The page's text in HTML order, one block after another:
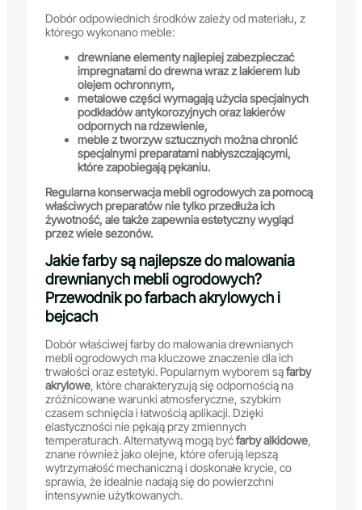
Dobór odpowiednich środków zależy od materiału, z
którego wykonano meble:
drewniane elementy najlepiej zabezpieczać
impregnatami do drewna wraz z lakierem lub
olejem ochronnym,
metalowe części wymagają użycia specjalnych
podkładów antykorozyjnych oraz lakierów
odpornych na rdzewienie,
meble z tworzyw sztucznych można chronić
specjalnymi preparatami nabłyszczającymi,
które zapobiegają pękaniu.
Regularna konserwacja mebli ogrodowych za pomocą
właściwych preparatów nie tylko przedłuża ich
żywotność, ale także zapewnia estetyczny wygląd
przez wiele sezonów.
Jakie farby są najlepsze do malowania
drewnianych mebli ogrodowych?
Przewodnik po farbach akrylowych i
bejcach
Dobór właściwej farby do malowania drewnianych
mebli ogrodowych ma kluczowe znaczenie dla ich
trwałości oraz estetyki. Popularnym wyborem sąfarby
akrylowe, które charakteryzują się odpornością na
zróżnicowane warunki atmosferyczne, szybkim
czasem schnięcia i łatwością aplikacji. Dzięki
elastyczności nie pękają przy zmiennych
temperaturach. Alternatywą mogą byćfarby alkidowe,
znane również jako olejne, które oferują lepszą
wytrzymałość mechaniczną i doskonałe krycie, co
sprawia, że idealnie nadają się do powierzchni
intensywnie użytkowanych.